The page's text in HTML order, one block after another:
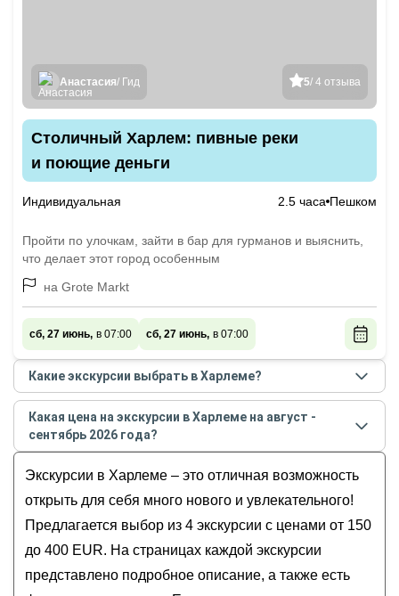
5/ 4 отзыва
Анастасия/ Гид
Столичный Харлем: пивные реки
и поющие деньги
Индивидуальная 2.5 часа Пешком
Пройти по улочкам, зайти в бар для гурманов и выяснить,
что делает этот город особенным
на Grote Markt
сб, 27 июнь, в 07:00 сб, 27 июнь, в 07:00
Какие экскурсии выбрать в Харлеме?
Самые популярные экскурсиив Харлемев августе
- сентябре 2026года:
Харлем — кусочек настоящей Голландии
Харлем для своих: прогулка по необычным
местам города
Фотоэкскурсия в столице Северной
Голландии — живописном Харлеме
Столичный Харлем: пивные реки и поющие
деньги
Какая цена на экскурсии в Харлеме на август -
сентябрь 2026 года?
сентябрь 2026года от 150до 400 EUR
Экскурсии в Харлеме – это отличная возможность
открыть для себя много нового и увлекательного!
Предлагается выбор из 4 экскурсии с ценами от 150
до 400 EUR. На страницах каждой экскурсии
представлено подробное описание, а также есть